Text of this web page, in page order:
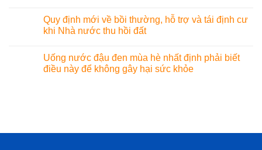
Quy định mới về bồi thường, hỗ trợ và tái định cư
khi Nhà nước thu hồi đất
Uống nước đậu đen mùa hè nhất định phải biết
điều này để không gây hại sức khỏe